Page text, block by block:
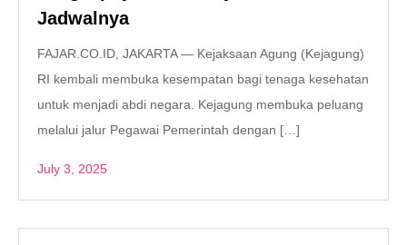
Jadwalnya
FAJAR.CO.ID, JAKARTA — Kejaksaan Agung (Kejagung)
RI kembali membuka kesempatan bagi tenaga kesehatan
untuk menjadi abdi negara. Kejagung membuka peluang
melalui jalur Pegawai Pemerintah dengan […]
July 3, 2025